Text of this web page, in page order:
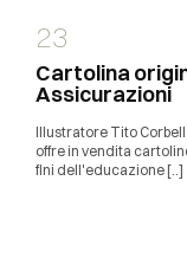
23
Cartolina
Assicurazioni
Illustratore Tito
offre in vendita
fini dell'educazione [..]